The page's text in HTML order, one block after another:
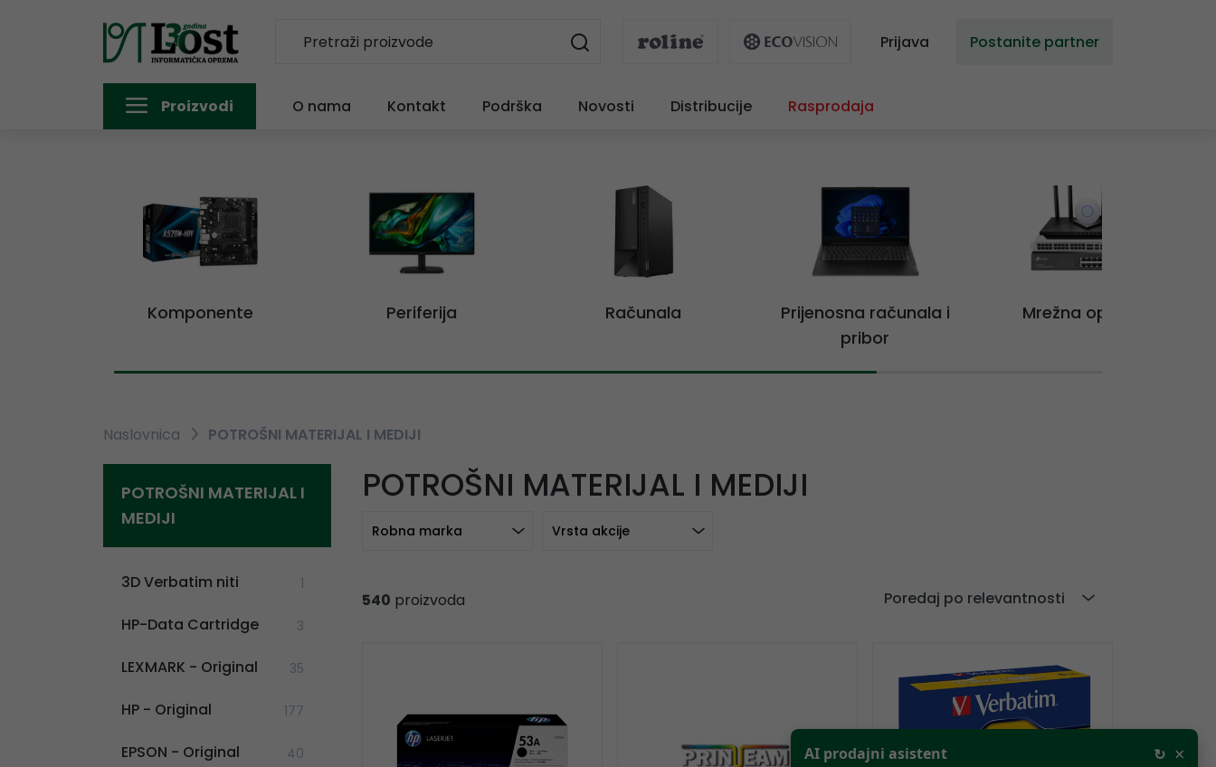
Prijava Postanite partner
Proizvodi O nama Kontakt Podrška Novosti Distribucije Rasprodaja
Komponente Periferija Računala
Prijenosna računala i
pribor
Mrežna oprema
Naslovnica POTROŠNI MATERIJAL I MEDIJI
POTROŠNI MATERIJAL I
MEDIJI
3D Verbatim niti 1
HP-Data Cartridge 3
LEXMARK - Original 35
HP - Original 177
EPSON - Original 40
POTROŠNI MATERIJAL I MEDIJI
Robna marka Vrsta akcije
540 proizvoda Poredaj po relevantnosti
AI prodajni asistent ↻ ×